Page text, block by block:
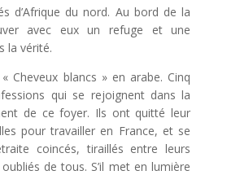
d’Afrique du nord. Au bord de la
avec eux un refuge et une
la vérité.
Cheveux blancs » en arabe. Cinq
qui se rejoignent dans la
de ce foyer. Ils ont quitté leur
pour travailler en France, et se
coincés, tiraillés entre leurs
de tous. S’il met en lumière